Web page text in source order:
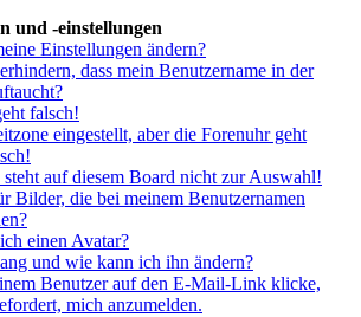
und -einstellungen
Einstellungen ändern?
dass mein Benutzername in der
falsch!
eingestellt, aber die Forenuhr geht
auf diesem Board nicht zur Auswahl!
Bilder, die bei meinem Benutzernamen
einen Avatar?
und wie kann ich ihn ändern?
Benutzer auf den E-Mail-Link klicke,
mich anzumelden.